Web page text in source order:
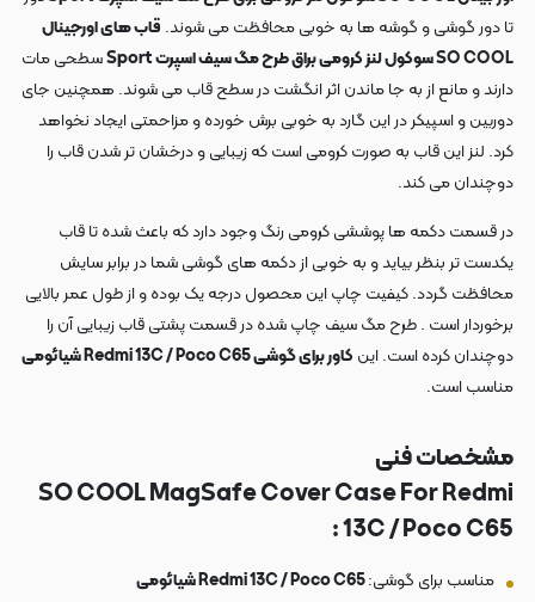
تا دور گوشی و گوشه ها به خوبی محافظت می شوند. قاب های اورجینال
SO COOL سوکول لنز کرومی براق طرح مگ سیف اسپرت Sport
سطحی مات
دارند و مانع از به جا ماندن اثر انگشت در سطح قاب می شوند. همچنین جای
دوربین و اسپیکر در این گارد به خوبی برش خورده و مزاحمتی ایجاد نخواهد
کرد. لنز این قاب به صورت کرومی است که زیبایی و درخشان تر شدن قاب را
دوچندان می کند.
در قسمت دکمه ها پوششی کرومی رنگ وجود دارد که باعث شده تا قاب
یکدست تر بنظر بیاید و به خوبی از دکمه های گوشی شما در برابر سایش
محافظت گردد. کیفیت چاپ این محصول درجه یک بوده و از طول عمر بالایی
برخوردار است . طرح مگ سیف چاپ شده در قسمت پشتی قاب زیبایی آن را
دوچندان کرده است. این کاور برای گوشی Redmi 13C / Poco C65 شیائومی
مناسب است.
مشخصات فنی
SO COOL MagSafe Cover Case For Redmi
13C / Poco C65 :
مناسب برای گوشی: